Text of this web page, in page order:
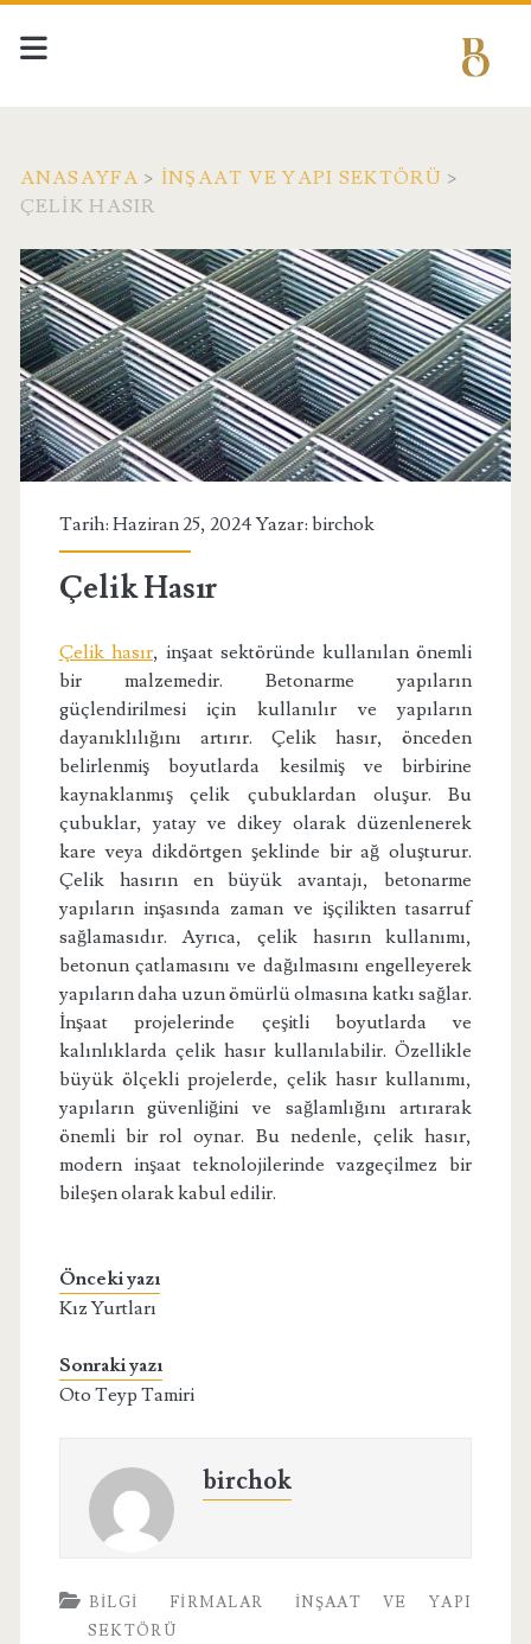
ANASAYFA > İNŞAAT VE YAPI SEKTÖRÜ >
ÇELIK HASIR
Tarih: Haziran 25, 2024 Yazar: birchok
Çelik Hasır
Çelik hasır, inşaat sektöründe kullanılan önemli
bir malzemedir. Betonarme yapıların
güçlendirilmesi için kullanılır ve yapıların
dayanıklılığını artırır. Çelik hasır, önceden
belirlenmiş boyutlarda kesilmiş ve birbirine
kaynaklanmış çelik çubuklardan oluşur. Bu
çubuklar, yatay ve dikey olarak düzenlenerek
kare veya dikdörtgen şeklinde bir ağ oluşturur.
Çelik hasırın en büyük avantajı, betonarme
yapıların inşasında zaman ve işçilikten tasarruf
sağlamasıdır. Ayrıca, çelik hasırın kullanımı,
betonun çatlamasını ve dağılmasını engelleyerek
yapıların daha uzun ömürlü olmasına katkı sağlar.
İnşaat projelerinde çeşitli boyutlarda ve
kalınlıklarda çelik hasır kullanılabilir. Özellikle
büyük ölçekli projelerde, çelik hasır kullanımı,
yapıların güvenliğini ve sağlamlığını artırarak
önemli bir rol oynar. Bu nedenle, çelik hasır,
modern inşaat teknolojilerinde vazgeçilmez bir
bileşen olarak kabul edilir.
Önceki yazı
Kız Yurtları
Sonraki yazı
Oto Teyp Tamiri
birchok
BILGI FIRMALAR
İNŞAAT VE YAPI
SEKTÖRÜ